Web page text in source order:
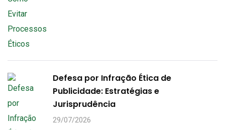
Defesa por Infração Ética de
Publicidade: Estratégias e
Jurisprudência
29/07/2026